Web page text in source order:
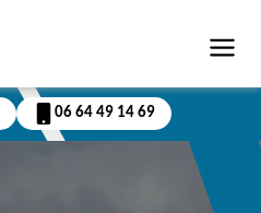
06 64 49 14 69